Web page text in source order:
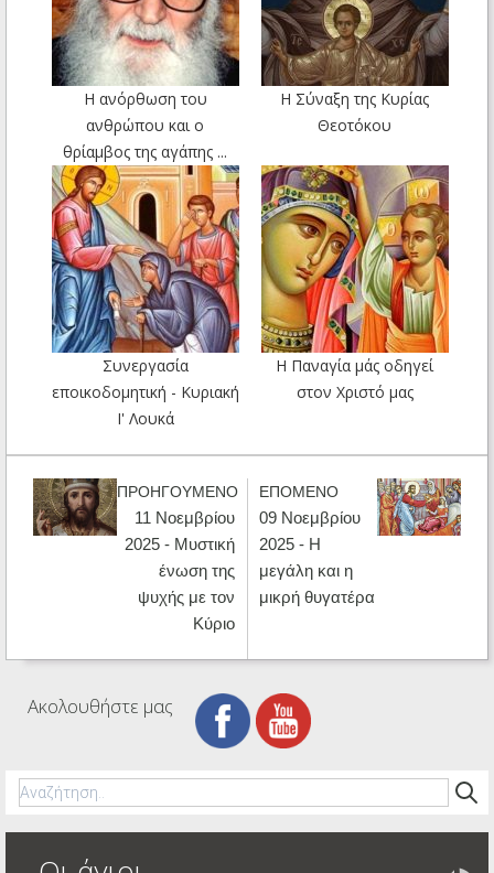
Η ανόρθωση του
ανθρώπου και ο
θρίαμβος της αγάπης ...
Η Σύναξη της Κυρίας
Θεοτόκου
Συνεργασία
εποικοδομητική - Κυριακή
Ι' Λουκά
Η Παναγία μάς οδηγεί
στον Χριστό μας
ΠΡΟΗΓΟΥΜΕΝΟ
11 Νοεμβρίου
2025 - Μυστική
ένωση της
ψυχής με τον
Κύριο
ΕΠΟΜΕΝΟ
09 Νοεμβρίου
2025 - Η
μεγάλη και η
μικρή θυγατέρα
Ακολουθήστε μας